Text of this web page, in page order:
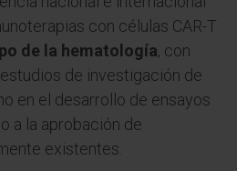
con células CAR-T
de la hematología, con
de investigación de
en el desarrollo de ensayos
a la aprobación de
existentes.